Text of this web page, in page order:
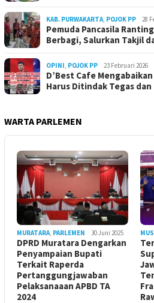
KAB. PURWAKARTA POJOK PP 28
Pemuda Pancasila
Berbagi, Salurkan Takjil
OPINI POJOK PP 23 Februari 2026
D’Best Cafe
Harus Ditindak Tegas
WARTA PARLEMEN
MURATARA PARLEMEN 30 Juni 2025
DPRD Muratara Dengarkan
Penyampaian Bupati
Terkait Raperda
Pertanggungjawaban
Pelaksanaaan APBD TA
2024